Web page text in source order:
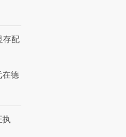
存配
在德